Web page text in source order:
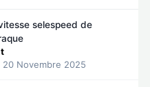
selespeed de
20 Novembre 2025